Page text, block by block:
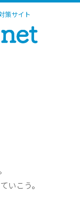
策サイト
いこう。